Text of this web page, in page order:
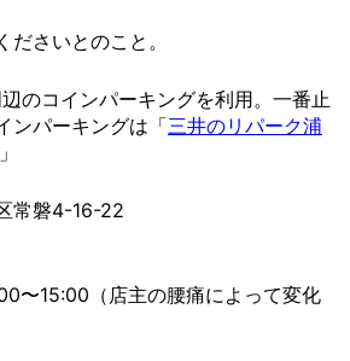
ださいとのこと。
のコインパーキングを利用。一番止
ンパーキングは「三井のリパーク浦
」
常磐4-16-22
〜15:00（店主の腰痛によって変化